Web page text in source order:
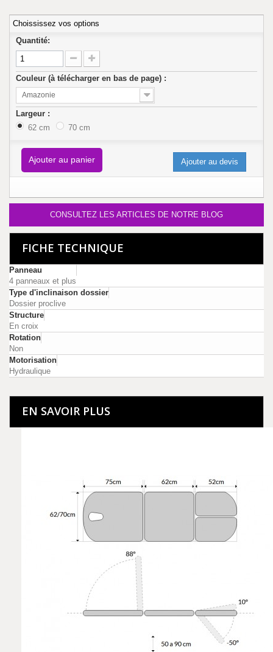
Choississez vos options
Quantité:
Couleur (à télécharger en bas de page) :
Amazonie
Largeur :
62 cm
70 cm
Ajouter au panier Ajouter au devis
CONSULTEZ LES ARTICLES DE NOTRE BLOG
FICHE TECHNIQUE
Panneau
4 panneaux et plus
Type d'inclinaison dossier
Dossier proclive
Structure
En croix
Rotation
Non
Motorisation
Hydraulique
EN SAVOIR PLUS